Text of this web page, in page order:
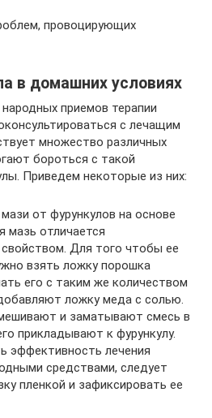
провоцирующих
в домашних условиях
приемов терапии
с лечащим
множество различных
бороться с такой
Приведем некоторые из них:
от фурункулов на основе
мазь отличается
Для того чтобы ее
взять ложку порошка
его с таким же количеством
ложку меда с солью.
и заматывают смесь в
прикладывают к фурункулу.
эффективность лечения
средствами, следует
пленкой и зафиксировать ее